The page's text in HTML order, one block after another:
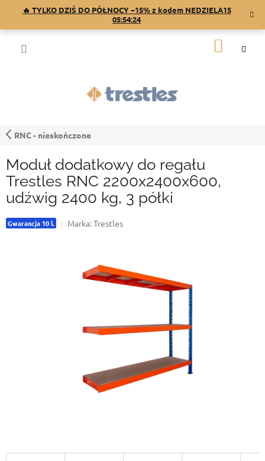
treści
🔥 TYLKO DZIŚ DO PÓŁNOCY −15% z kodem NEDZIELA15
05:54:23
RNC - nieskończone
Moduł dodatkowy do regału
Trestles RNC 2200x2400x600,
udźwig 2400 kg, 3 półki
Gwarancja 10 l. Marka:Trestles